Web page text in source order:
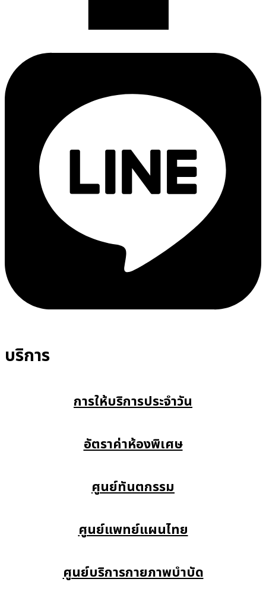
บริการ
การให้บริการประจำวัน
อัตราค่าห้องพิเศษ
ศูนย์ทันตกรรม
ศูนย์แพทย์แผนไทย
ศูนย์บริการกายภาพบำบัด